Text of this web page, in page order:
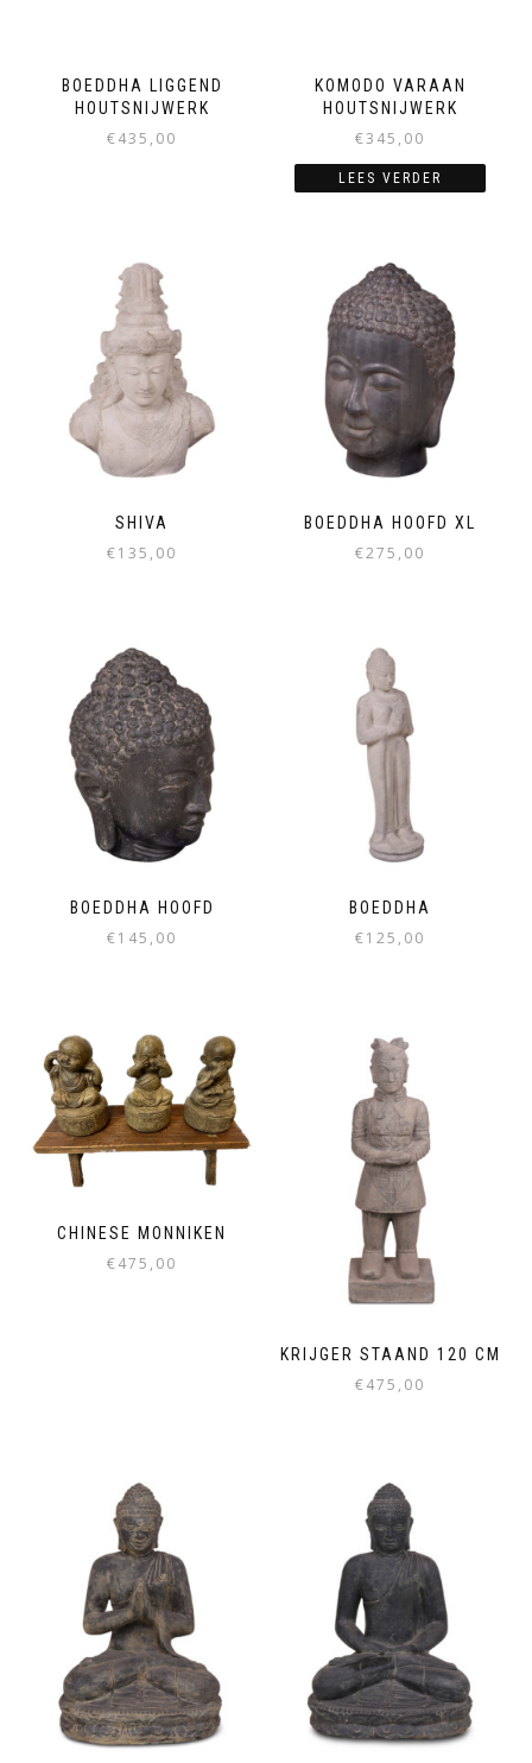
BOEDDHA LIGGEND
HOUTSNIJWERK
€435,00
KOMODO VARAAN
HOUTSNIJWERK
€345,00
LEES VERDER
SHIVA
€135,00
BOEDDHA HOOFD XL
€275,00
BOEDDHA HOOFD
€145,00
BOEDDHA
€125,00
CHINESE MONNIKEN
€475,00
KRIJGER STAAND 120 CM
€475,00